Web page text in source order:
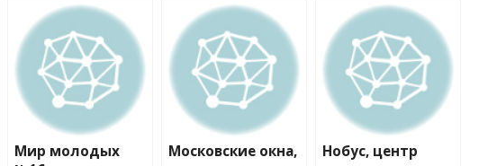
Мир молодых
Московские окна,
Нобус, центр